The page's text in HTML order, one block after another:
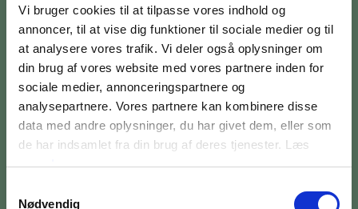
Vi bruger cookies til at tilpasse vores indhold og
annoncer, til at vise dig funktioner til sociale medier og til
at analysere vores trafik. Vi deler også oplysninger om
din brug af vores website med vores partnere inden for
sociale medier, annonceringspartnere og
analysepartnere. Vores partnere kan kombinere disse
data med andre oplysninger, du har givet dem, eller som
de har indsamlet fra din brug af deres tjenester. Læs
mereher
Nødvendig
BILETTER OG ÅBNINGSTIDER
OM MUSEET